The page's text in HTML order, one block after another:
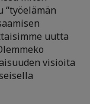
uutta
visioita